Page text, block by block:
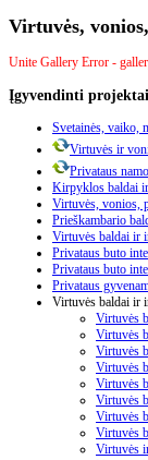
Virtuvės,
Unite Gallery Error -
Įgyvendinti projektai
Svetainės, vaiko,
Virtuvės ir
Privataus
Kirpyklos baldai
Virtuvės, vonios,
Prieškambario
Virtuvės baldai ir
Privataus buto
Privataus buto
Privataus
Virtuvės baldai ir
Virtuvės
Virtuvės
Virtuvės
Virtuvės
Virtuvės
Virtuvės
Virtuvės
Virtuvės
Virtuvės